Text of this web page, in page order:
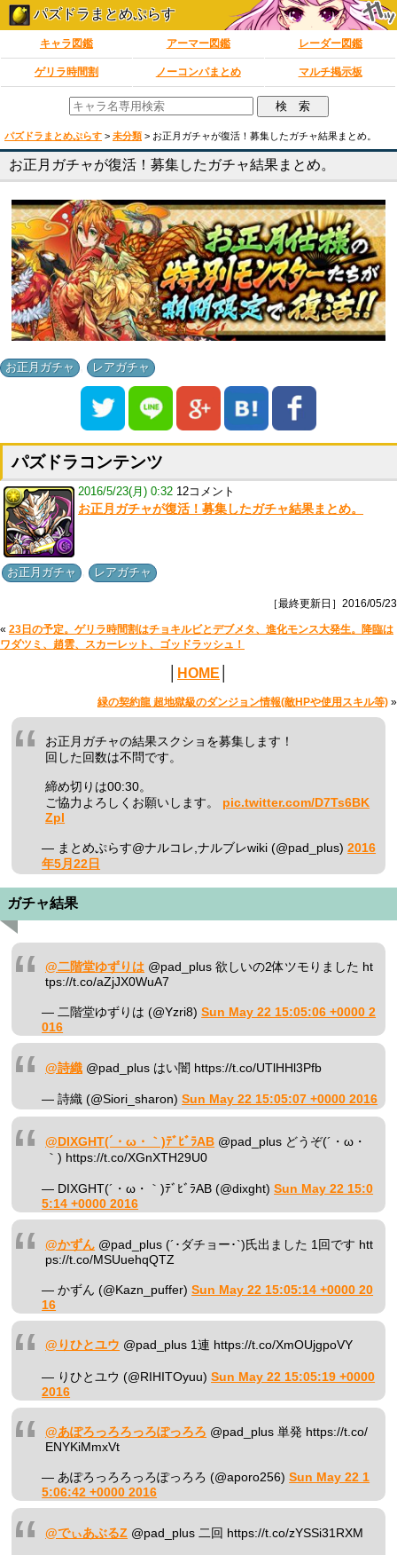
パズドラまとめぷらす
キャラ図鑑 アーマー図鑑 レーダー図鑑
ゲリラ時間割 ノーコンパまとめ マルチ掲示板
パズドラまとめぷらす > 未分類 > お正月ガチャが復活！募集したガチャ結果まとめ。
お正月ガチャが復活！募集したガチャ結果まとめ。
お正月ガチャ レアガチャ
パズドラコンテンツ
2016/5/23(月) 0:32 12コメント
お正月ガチャが復活！募集したガチャ結果まとめ。
お正月ガチャ レアガチャ
［最終更新日］2016/05/23
« 23日の予定。ゲリラ時間割はチョキルビとデブメタ、進化モンス大発生。降臨は
ワダツミ、趙雲、スカーレット、ゴッドラッシュ！
HOME
緑の契約龍 超地獄級のダンジョン情報(敵HPや使用スキル等) »
お正月ガチャの結果スクショを募集します！
回した回数は不問です。
締め切りは00:30。
ご協力よろしくお願いします。 pic.twitter.com/D7Ts6BK
Zpl
— まとめぷらす@ナルコレ,ナルブレwiki (@pad_plus)2016
年5月22日
ガチャ結果
@二階堂ゆずりは @pad_plus 欲しいの2体ツモりました ht
tps://t.co/aZjJX0WuA7
— 二階堂ゆずりは (@Yzri8)Sun May 22 15:05:06 +0000 2
016
@詩織 @pad_plus はい闇 https://t.co/UTlHHl3Pfb
— 詩織 (@Siori_sharon)Sun May 22 15:05:07 +0000 2016
@DIXGHT(´・ω・｀)ﾃﾞﾋﾞﾗAB @pad_plus どうぞ(´・ω・
｀) https://t.co/XGnXTH29U0
— DIXGHT(´・ω・｀)ﾃﾞﾋﾞﾗAB (@dixght)Sun May 22 15:0
5:14 +0000 2016
@かずん @pad_plus (´･ダチョー･`)氏出ました 1回です htt
ps://t.co/MSUuehqQTZ
— かずん (@Kazn_puffer)Sun May 22 15:05:14 +0000 20
16
@りひとユウ @pad_plus 1連 https://t.co/XmOUjgpoVY
— りひとユウ (@RIHITOyuu)Sun May 22 15:05:19 +0000
2016
@あぽろっろろっろぽっろろ @pad_plus 単発 https://t.co/
ENYKiMmxVt
— あぽろっろろっろぽっろろ (@aporo256)Sun May 22 1
5:06:42 +0000 2016
@でぃあぶるZ @pad_plus 二回 https://t.co/zYSSi31RXM